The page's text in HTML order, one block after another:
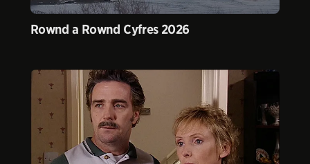
Rownd a Rownd Cyfres 2026